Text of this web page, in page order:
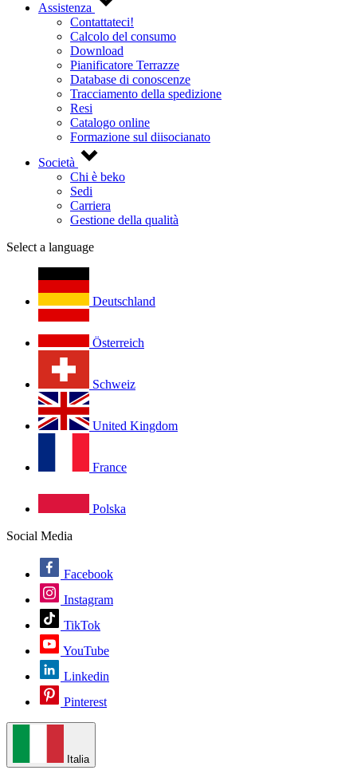
Assistenza
Contattateci!
Calcolo del consumo
Download
Pianificatore Terrazze
Database di conoscenze
Tracciamento della spedizione
Resi
Catalogo online
Formazione sul diisocianato
Società
Chi è beko
Sedi
Carriera
Gestione della qualità
Select a language
Deutschland
Österreich
Schweiz
United Kingdom
France
Polska
Social Media
Facebook
Instagram
TikTok
YouTube
Linkedin
Pinterest
Italia